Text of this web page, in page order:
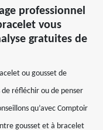
professionnel
vous
gratuites de
ou gousset de
réfléchir ou de penser
qu’avec Comptoir
gousset et à bracelet